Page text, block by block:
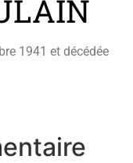
1941 et décédée